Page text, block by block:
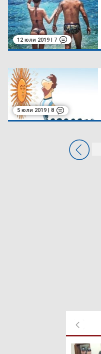
12 юли 2019 | 7
5 юли 2019 | 8